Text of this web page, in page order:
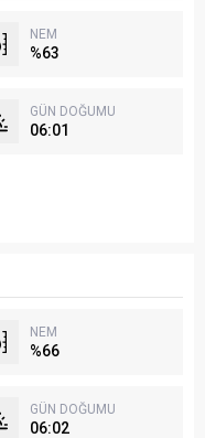
NEM
%63
GÜN DOĞUMU
06:01
NEM
%66
GÜN DOĞUMU
06:02